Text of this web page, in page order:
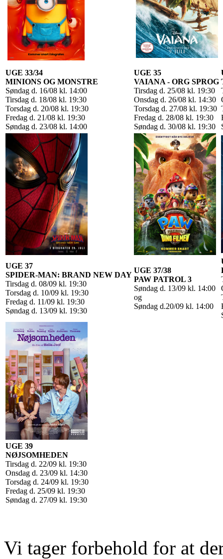
UGE 33/34
MINIONS OG MONSTRE
Søndag d. 16/08 kl. 14:00
Tirsdag d. 18/08 kl. 19:30
Torsdag d. 20/08 kl. 19:30
Fredag d. 21/08 kl. 19:30
Søndag d. 23/08 kl. 14:00
UGE 35
VAIANA - ORG SPROG
Tirsdag d. 25/08 kl. 19:30
Onsdag d. 26/08 kl. 14:30
Torsdag d. 27/08 kl. 19:30
Fredag d. 28/08 kl. 19:30
Søndag d. 30/08 kl. 19:30
UGE 37
SPIDER-MAN: BRAND NEW DAY
Tirsdag d. 08/09 kl. 19:30
Torsdag d. 10/09 kl. 19:30
Fredag d. 11/09 kl. 19:30
Søndag d. 13/09 kl. 19:30
UGE 37/38
PAW PATROL 3
Søndag d. 13/09 kl. 14:00
og
Søndag d.20/09 kl. 14:00
UGE 39
NØJSOMHEDEN
Tirsdag d. 22/09 kl. 19:30
Onsdag d. 23/09 kl. 14:30
Torsdag d. 24/09 kl. 19:30
Fredag d. 25/09 kl. 19:30
Søndag d. 27/09 kl. 19:30
Vi tager forbehold for at